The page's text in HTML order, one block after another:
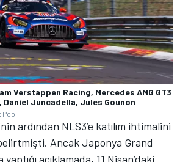
Verstappen Racing, Mercedes AMG GT3
Daniel Juncadella, Jules Gounon
Pool
ardından NLS3’e katılım ihtimalini
Ancak Japonya Grand
açıklamada, 11 Nisan’daki